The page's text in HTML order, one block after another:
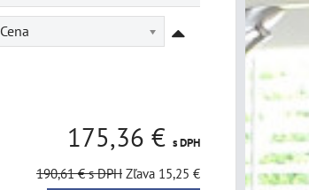
Cena
175,36 € s DPH
190,61 €s DPH Zľava 15,25 €